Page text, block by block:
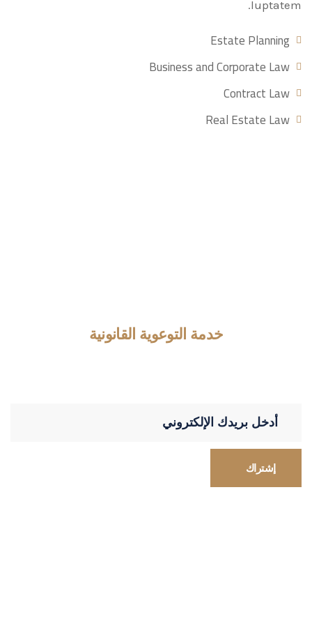
luptatem.
Estate Planning
Business and Corporate Law
Contract Law
Real Estate Law
خدمة التوعوية القانونية